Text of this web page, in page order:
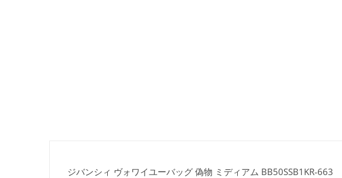
ジバンシィ ヴォワイユーバッグ 偽物 ミディアム BB50SSB1KR-663